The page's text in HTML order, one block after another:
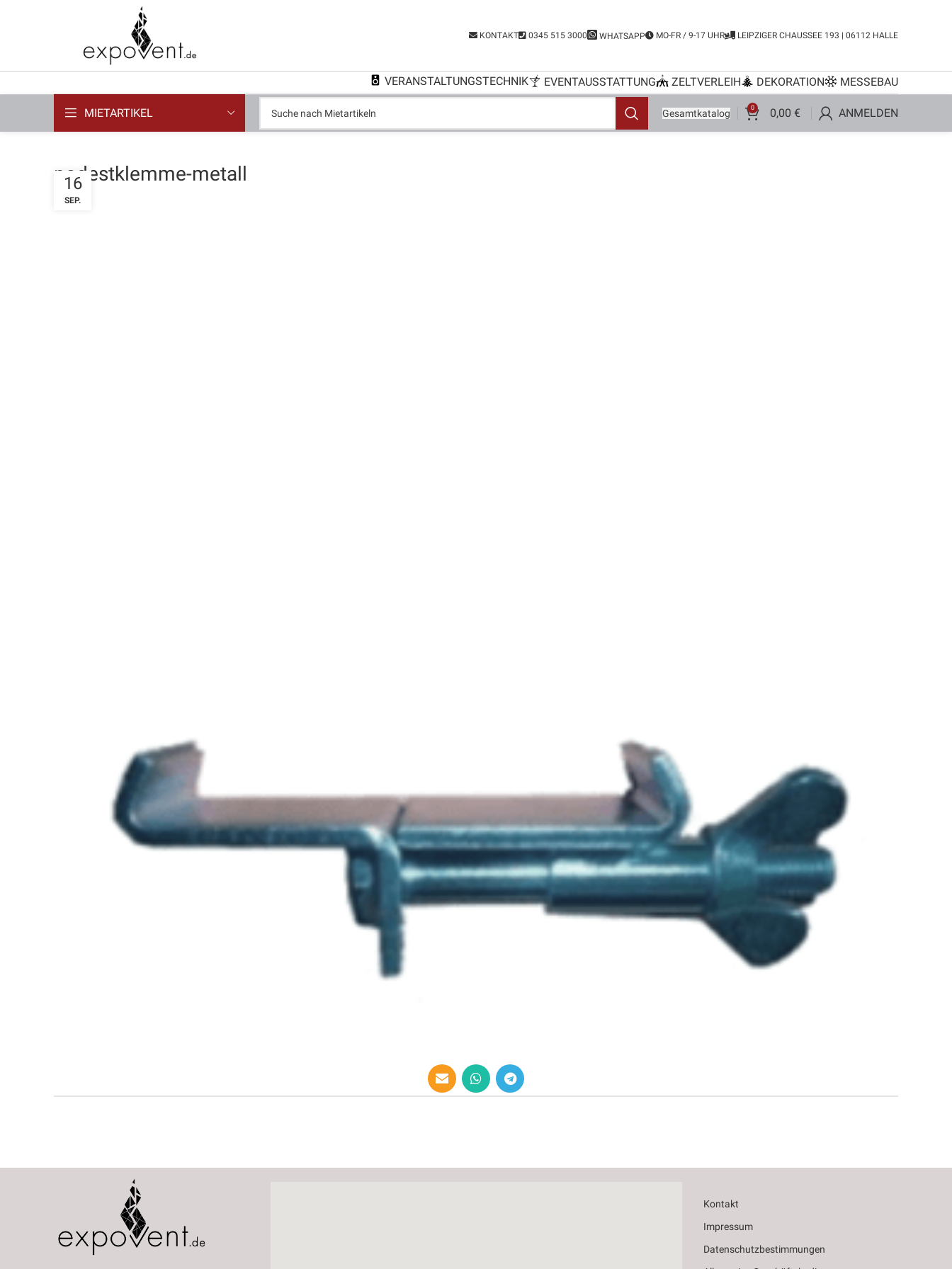
KONTAKT 0345 515 3000 WHATSAPP MO-FR / 9-17 UHR LEIPZIGER CHAUSSEE 193 | 06112 HALLE
VERANSTALTUNGSTECHNIK EVENTAUSSTATTUNG ZELTVERLEIH DEKORATION MESSEBAU
MIETARTIKEL Gesamtkatalog 0 0,00 € ANMELDEN
podestklemme-metall
16
SEP.
Kontakt
Impressum
Datenschutzbestimmungen